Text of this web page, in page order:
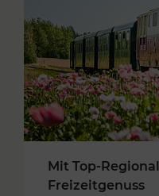
Mit Top-
Freizeitgenuss